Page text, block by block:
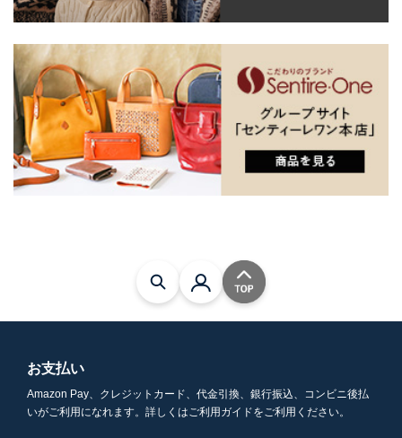
お支払い
Amazon Pay、クレジットカード、代金引換、銀行振込、コンビニ後払
いがご利用になれます。詳しくはご利用ガイドをご利用ください。